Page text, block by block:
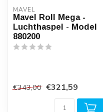
MAVEL
Mavel Roll Mega -
Luchthaspel - Model
880200
€343,00 €321,59